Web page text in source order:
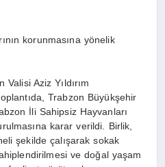
korunmasına yönelik
Aziz Yıldırım
Trabzon Büyükşehir
İli Sahipsiz Hayvanları
karar verildi. Birlik,
şekilde çalışarak sokak
ve doğal yaşam